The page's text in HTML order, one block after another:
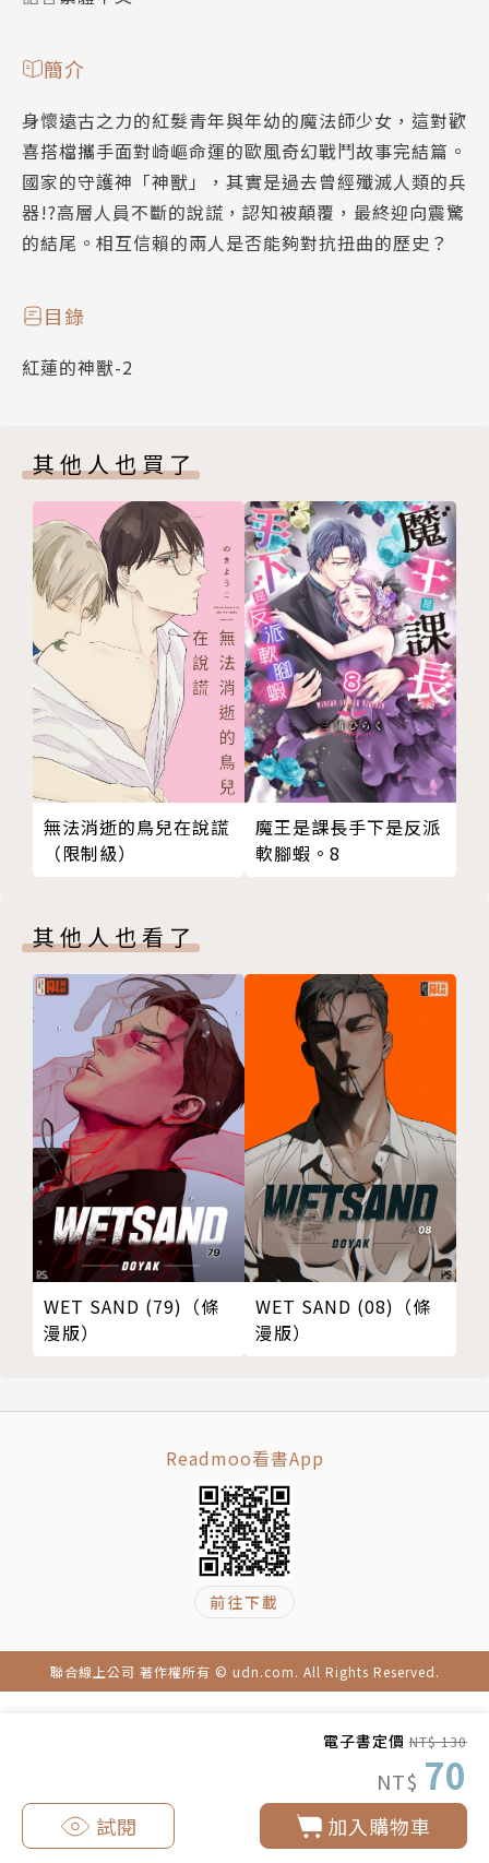
電子書定價 NT$ 130
NT$ 70
加入購物車
試閱
簡介
身懷遠古之力的紅髮青年與年幼的魔法師少女，這對歡
喜搭檔攜手面對崎嶇命運的歐風奇幻戰鬥故事完結篇。
國家的守護神「神獸」，其實是過去曾經殲滅人類的兵
器!?高層人員不斷的說謊，認知被顛覆，最終迎向震驚
的結尾。相互信賴的兩人是否能夠對抗扭曲的歷史？
目錄
紅蓮的神獸-2
其他人也買了
無法消逝的鳥兒在說謊
（限制級）
魔王是課長手下是反派
軟腳蝦。8
其他人也看了
WET SAND (79)（條
漫版）
WET SAND (08)（條
漫版）
Readmoo看書App
前往下載
聯合線上公司 著作權所有 © udn.com. All Rights Reserved.